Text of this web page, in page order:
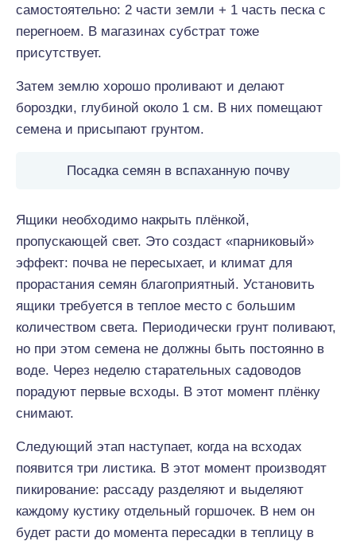
самостоятельно: 2 части земли + 1 часть песка с
перегноем. В магазинах субстрат тоже
присутствует.
Затем землю хорошо проливают и делают
бороздки, глубиной около 1 см. В них помещают
семена и присыпают грунтом.
Посадка семян в вспаханную почву
Ящики необходимо накрыть плёнкой,
пропускающей свет. Это создаст «парниковый»
эффект: почва не пересыхает, и климат для
прорастания семян благоприятный. Установить
ящики требуется в теплое место с большим
количеством света. Периодически грунт поливают,
но при этом семена не должны быть постоянно в
воде. Через неделю старательных садоводов
порадуют первые всходы. В этот момент плёнку
снимают.
Следующий этап наступает, когда на всходах
появится три листика. В этот момент производят
пикирование: рассаду разделяют и выделяют
каждому кустику отдельный горшочек. В нем он
будет расти до момента пересадки в теплицу в